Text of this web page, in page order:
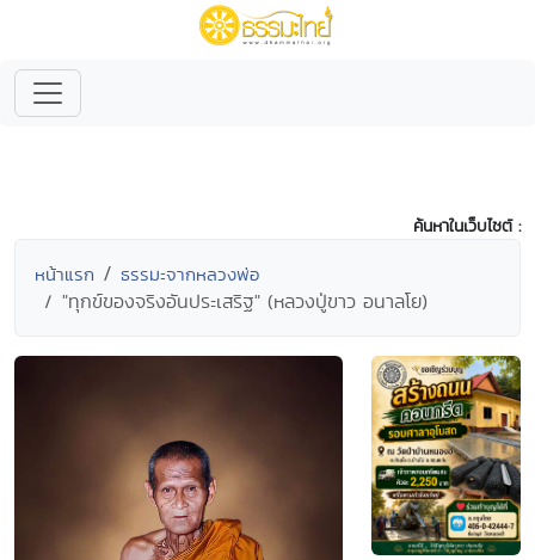
ค้นหาในเว็บไซต์ :
หน้าแรก ธรรมะจากหลวงพ่อ
"ทุกข์ของจริงอันประเสริฐ" (หลวงปู่ขาว อนาลโย)